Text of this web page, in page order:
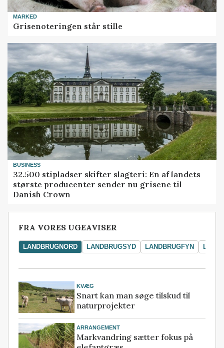
MARKED
Grisenoteringen står stille
BUSINESS
32.500 stipladser skifter slagteri: En af landets
største producenter sender nu grisene til
Danish Crown
FRA VORES UGEAVISER
LANDBRUGNORD LANDBRUGSYD LANDBRUGFYN
KVÆG
Snart kan man søge tilskud til
naturprojekter
ARRANGEMENT
Markvandring sætter fokus på